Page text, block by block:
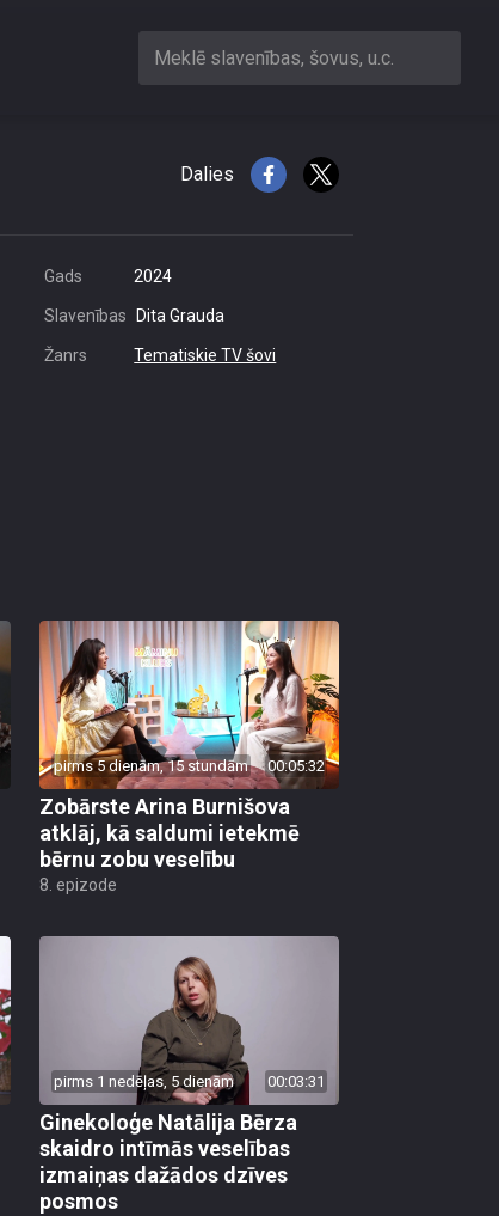
Meklē slavenības, šovus, u.c.
Dalies
Gads 2024
Slavenības Dita Grauda
Žanrs Tematiskie TV šovi
pirms 5 dienām, 15 stundām 00:05:32
Zobārste Arina Burnišova
atklāj, kā saldumi ietekmē
bērnu zobu veselību
8. epizode
pirms 1 nedēļas, 5 dienām 00:03:31
Ginekoloģe Natālija Bērza
skaidro intīmās veselības
izmaiņas dažādos dzīves
posmos